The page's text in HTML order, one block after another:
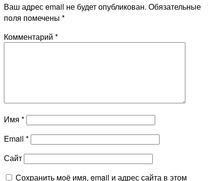
Ваш адрес email не будет опубликован. Обязательные
поля помечены *
Комментарий *
Имя *
Email *
Сайт
Сохранить моё имя, email и адрес сайта в этом